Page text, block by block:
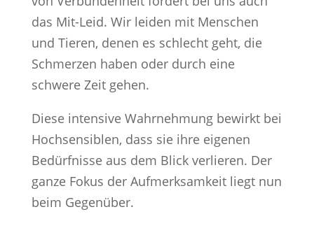
das Mit-Leid. Wir leiden mit Menschen
und Tieren, denen es schlecht geht, die
Schmerzen haben oder durch eine
schwere Zeit gehen.
Diese intensive Wahrnehmung bewirkt bei
Hochsensiblen, dass sie ihre eigenen
Bedürfnisse aus dem Blick verlieren. Der
ganze Fokus der Aufmerksamkeit liegt nun
beim Gegenüber.